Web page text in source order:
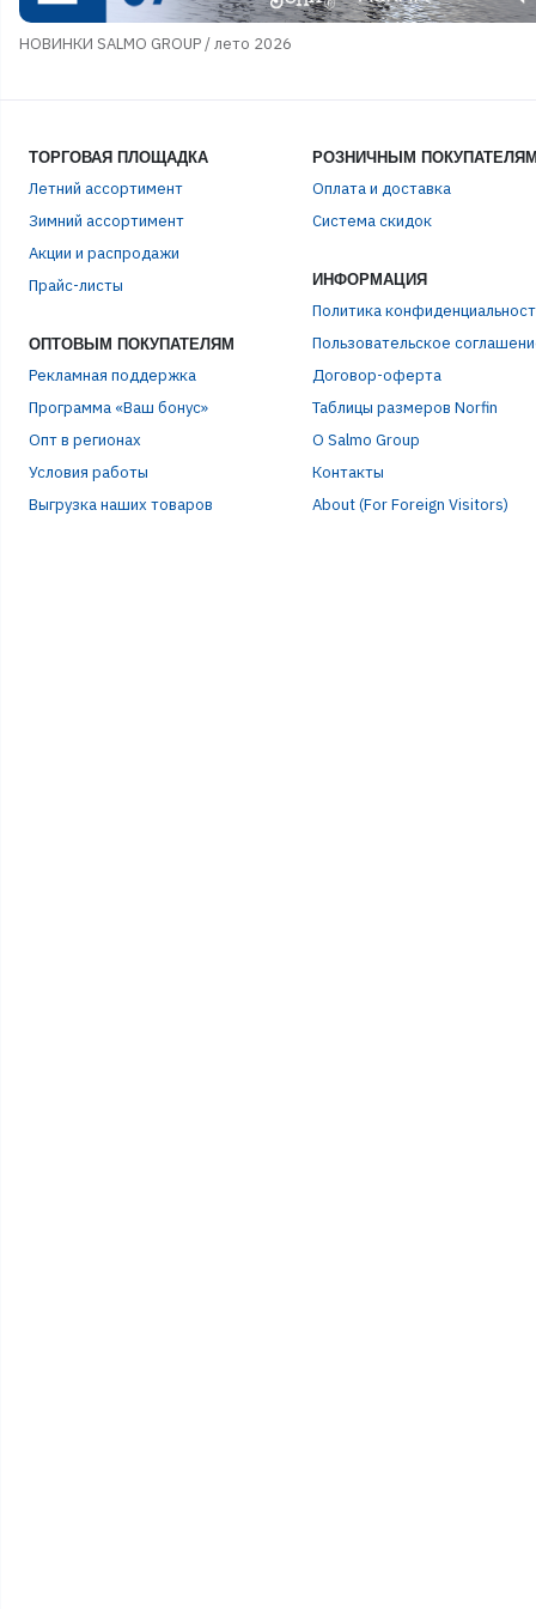
НОВИНКИ SALMO GROUP / лето 2026
ТОРГОВАЯ ПЛОЩАДКА
Летний ассортимент
Зимний ассортимент
Акции и распродажи
Прайс-листы
ОПТОВЫМ ПОКУПАТЕЛЯМ
Рекламная поддержка
Программа «Ваш бонус»
Опт в регионах
Условия работы
Выгрузка наших товаров
РОЗНИЧНЫМ
Оплата и доставка
Система скидок
ИНФОРМАЦИЯ
Политика
Пользовательское
Договор-оферта
Таблицы размеров Norfin
О Salmo Group
Контакты
About (For Foreign Visitors)